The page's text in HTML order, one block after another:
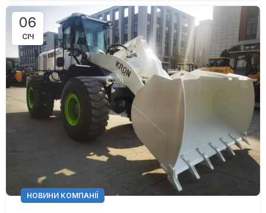
06
СІЧ
НОВИНИ КОМПАНІЇ